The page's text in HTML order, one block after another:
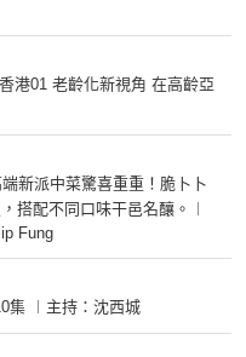
港01 老齡化新視角 在高齡亞
新派中菜驚喜重重！脆卜卜
搭配不同口味干邑名釀。︱
Fung
集 ︱主持：沈西城